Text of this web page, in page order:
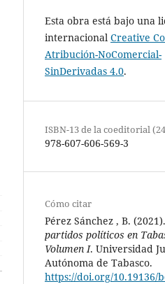
Esta obra está bajo una
internacional Creative
Atribución-NoComercial-
SinDerivadas 4.0.
ISBN-13 de la coeditorial
978-607-606-569-3
Cómo citar
Pérez Sánchez , B. (2021).
partidos políticos en
Volumen I. Universidad
Autónoma de Tabasco.
https://doi.org/10.19136/